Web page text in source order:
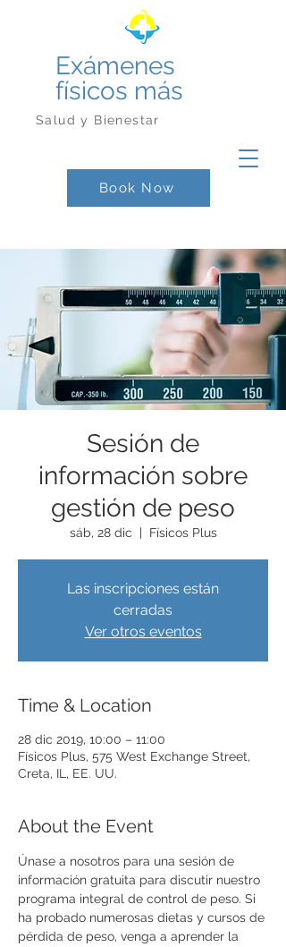
Book Now
Exámenes
físicos más
Salud y Bienestar
Sesión de
información sobre
gestión de peso
sáb, 28 dic
  |
Físicos Plus
Las inscripciones están
cerradas
Ver otros eventos
Time & Location
28 dic 2019, 10:00 – 11:00
Físicos Plus, 575 West Exchange Street,
Creta, IL, EE. UU.
About the Event
Únase a nosotros para una sesión de
información gratuita para discutir nuestro
programa integral de control de peso. Si
ha probado numerosas dietas y cursos de
pérdida de peso, venga a aprender la